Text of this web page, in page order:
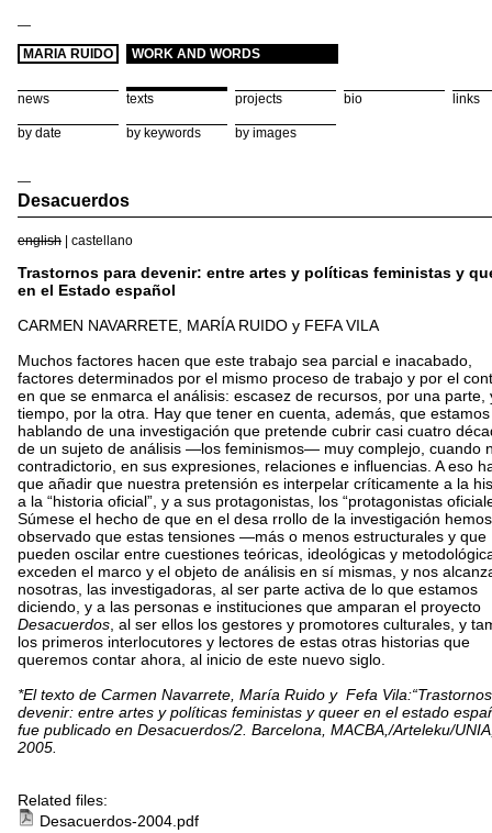
—
MARIA RUIDO
WORK AND WORDS
news texts projects bio links
by date by keywords by images
—
Desacuerdos
english castellano
Trastornos para devenir: entre artes y políticas feministas y
en el Estado español
CARMEN NAVARRETE, MARÍA RUIDO y FEFA VILA
Muchos factores hacen que este trabajo sea parcial e inacabado,
factores determinados por el mismo proceso de trabajo y por el
en que se enmarca el análisis: escasez de recursos, por una parte,
tiempo, por la otra. Hay que tener en cuenta, además, que estamos
hablando de una investigación que pretende cubrir casi cuatro
de un sujeto de análisis —los feminismos— muy complejo, cuando
contradictorio, en sus expresiones, relaciones e influencias. A eso
que añadir que nuestra pretensión es interpelar críticamente a la
a la “historia oficial”, y a sus protagonistas, los “protagonistas
Súmese el hecho de que en el desa rrollo de la investigación hemos
observado que estas tensiones —más o menos estructurales y que
pueden oscilar entre cuestiones teóricas, ideológicas y
exceden el marco y el objeto de análisis en sí mismas, y nos
nosotras, las investigadoras, al ser parte activa de lo que estamos
diciendo, y a las personas e instituciones que amparan el proyecto
Desacuerdos , al ser ellos los gestores y promotores culturales, y
los primeros interlocutores y lectores de estas otras historias que
queremos contar ahora, al inicio de este nuevo siglo.
*El texto de Carmen Navarrete, María Ruido y Fefa
devenir: entre artes y políticas feministas y queer en el estado
fue publicado en Desacuerdos/2. Barcelona, MACBA,/Arteleku/
2005.
Related files:
Desacuerdos-2004.pdf